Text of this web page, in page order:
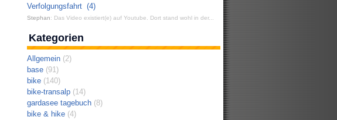
Verfolgungsfahrt (4)
Stephan: Das Video existiert(e) auf Youtube. Dort stand wohl in der...
Kategorien
Allgemein(2)
base(91)
bike(140)
bike-transalp(14)
gardasee tagebuch(8)
bike & hike(4)